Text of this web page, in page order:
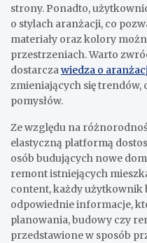
strony. Ponadto,
o stylach aranżacji, co
materiały oraz kolory
przestrzeniach. Warto
dostarczawiedza o
zmieniających się trendów,
pomysłów.
Ze względu na
elastyczną platformą
osób budujących nowe
remont istniejących
content, każdy użytkownik
odpowiednie informacje,
planowania, budowy czy
przedstawione w sposób